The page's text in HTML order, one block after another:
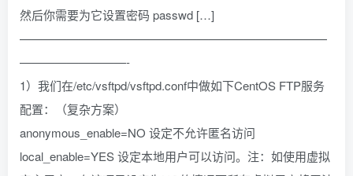
然后你需要为它设置密码 passwd […]
——————————————————————————
—————————-
1）我们在/etc/vsftpd/vsftpd.conf中做如下CentOS FTP服务
配置：（复杂方案）
anonymous_enable=NO 设定不允许匿名访问
local_enable=YES 设定本地用户可以访问。注：如使用虚拟